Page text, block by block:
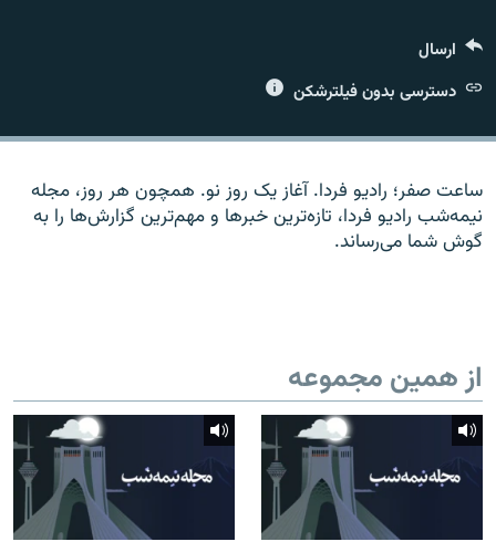
زبان‌های دیگر
ارسال
دسترسی بدون فیلترشکن
ساعت صفر؛ رادیو فردا. آغاز یک روز نو. همچون هر روز، مجله
نیمه‌شب رادیو فردا، تازه‌ترین خبرها و مهم‌ترین گزارش‌ها را به
گوش شما می‌رساند.
از همین مجموعه